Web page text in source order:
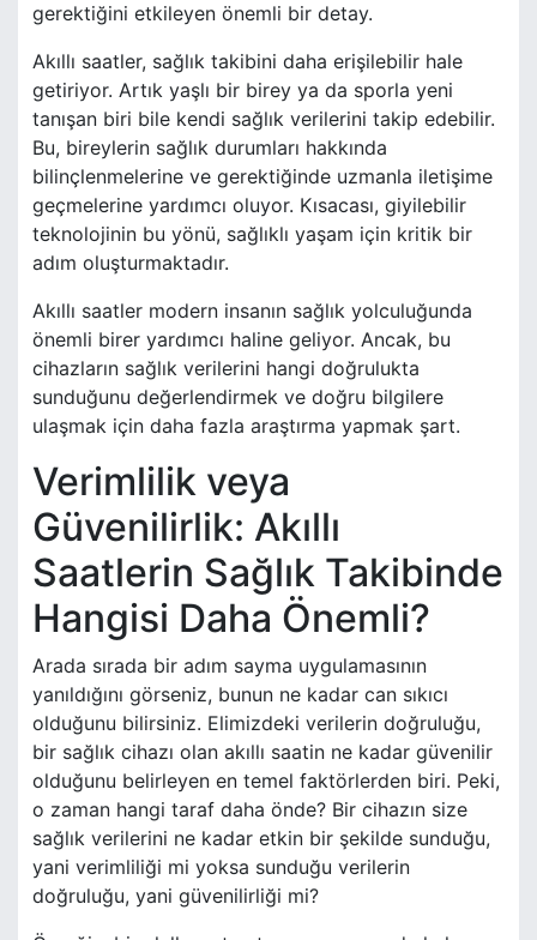
gerektiğini etkileyen önemli bir detay.
Akıllı saatler, sağlık takibini daha erişilebilir hale
getiriyor. Artık yaşlı bir birey ya da sporla yeni
tanışan biri bile kendi sağlık verilerini takip edebilir.
Bu, bireylerin sağlık durumları hakkında
bilinçlenmelerine ve gerektiğinde uzmanla iletişime
geçmelerine yardımcı oluyor. Kısacası, giyilebilir
teknolojinin bu yönü, sağlıklı yaşam için kritik bir
adım oluşturmaktadır.
Akıllı saatler modern insanın sağlık yolculuğunda
önemli birer yardımcı haline geliyor. Ancak, bu
cihazların sağlık verilerini hangi doğrulukta
sunduğunu değerlendirmek ve doğru bilgilere
ulaşmak için daha fazla araştırma yapmak şart.
Verimlilik veya
Güvenilirlik: Akıllı
Saatlerin Sağlık Takibinde
Hangisi Daha Önemli?
Arada sırada bir adım sayma uygulamasının
yanıldığını görseniz, bunun ne kadar can sıkıcı
olduğunu bilirsiniz. Elimizdeki verilerin doğruluğu,
bir sağlık cihazı olan akıllı saatin ne kadar güvenilir
olduğunu belirleyen en temel faktörlerden biri. Peki,
o zaman hangi taraf daha önde? Bir cihazın size
sağlık verilerini ne kadar etkin bir şekilde sunduğu,
yani verimliliği mi yoksa sunduğu verilerin
doğruluğu, yani güvenilirliği mi?